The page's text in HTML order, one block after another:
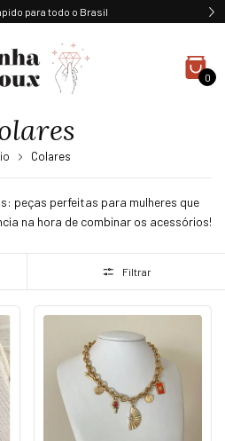
para todo o Brasil
0
Colares
peças perfeitas para mulheres que
na hora de combinar os acessórios!
Filtrar